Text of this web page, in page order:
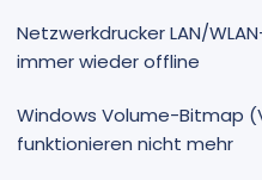
Netzwerkdrucker LAN/
immer wieder offline
Windows Volume-Bitmap
funktionieren nicht mehr